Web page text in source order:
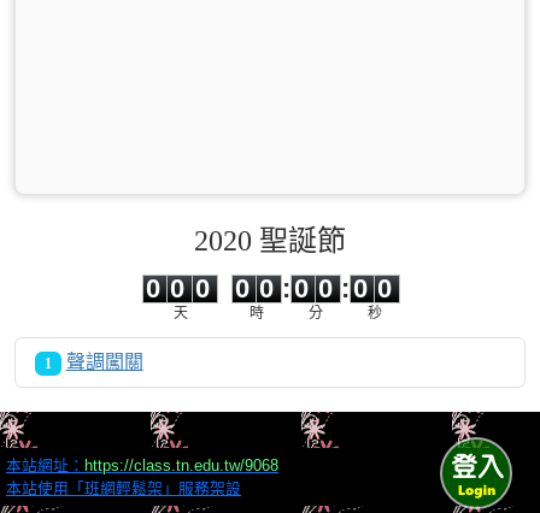
2020 聖誕節
0 0
0
0
天
0
0
0
0
時
:
0
0
0
0
分
:0 0
秒
1 聲調闖關
本站網址： https://class.tn.edu.tw/9068
本站使用「班網輕鬆架」服務架設